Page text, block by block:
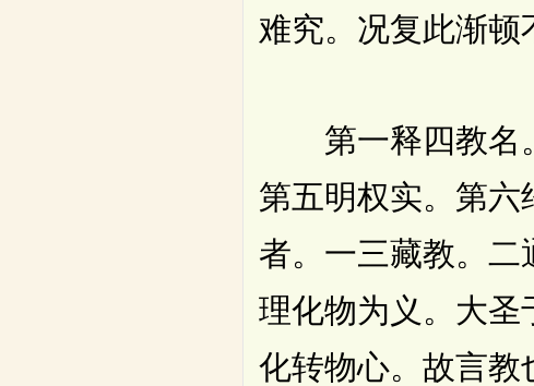
难究。况复此渐顿
第一释四教名。
第五明权实。第
者。一三藏教。
理化物为义。大圣
化转物心。故言教